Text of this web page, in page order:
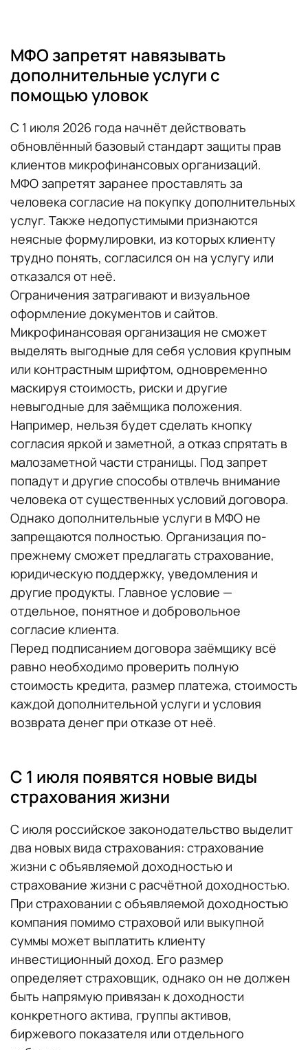
МФО запретят навязывать
дополнительные услуги с
помощью уловок
С 1 июля 2026 года начнёт действовать
обновлённый базовый стандарт защиты прав
клиентов микрофинансовых организаций.
МФО запретят заранее проставлять за
человека согласие на покупку дополнительных
услуг. Также недопустимыми признаются
неясные формулировки, из которых клиенту
трудно понять, согласился он на услугу или
отказался от неё.
Ограничения затрагивают и визуальное
оформление документов и сайтов.
Микрофинансовая организация не сможет
выделять выгодные для себя условия крупным
или контрастным шрифтом, одновременно
маскируя стоимость, риски и другие
невыгодные для заёмщика положения.
Например, нельзя будет сделать кнопку
согласия яркой и заметной, а отказ спрятать в
малозаметной части страницы. Под запрет
попадут и другие способы отвлечь внимание
человека от существенных условий договора.
Однако дополнительные услуги в МФО не
запрещаются полностью. Организация по-
прежнему сможет предлагать страхование,
юридическую поддержку, уведомления и
другие продукты. Главное условие —
отдельное, понятное и добровольное
согласие клиента.
Перед подписанием договора заёмщику всё
равно необходимо проверить полную
стоимость кредита, размер платежа, стоимость
каждой дополнительной услуги и условия
возврата денег при отказе от неё.
С 1 июля появятся новые виды
страхования жизни
С июля российское законодательство выделит
два новых вида страхования: страхование
жизни с объявляемой доходностью и
страхование жизни с расчётной доходностью.
При страховании с объявляемой доходностью
компания помимо страховой или выкупной
суммы может выплатить клиенту
инвестиционный доход. Его размер
определяет страховщик, однако он не должен
быть напрямую привязан к доходности
конкретного актива, группы активов,
биржевого показателя или отдельного